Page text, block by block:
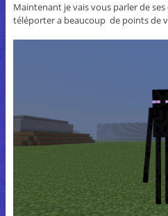
Maintenant je vais vous parler de
téléporter a beaucoup de points de